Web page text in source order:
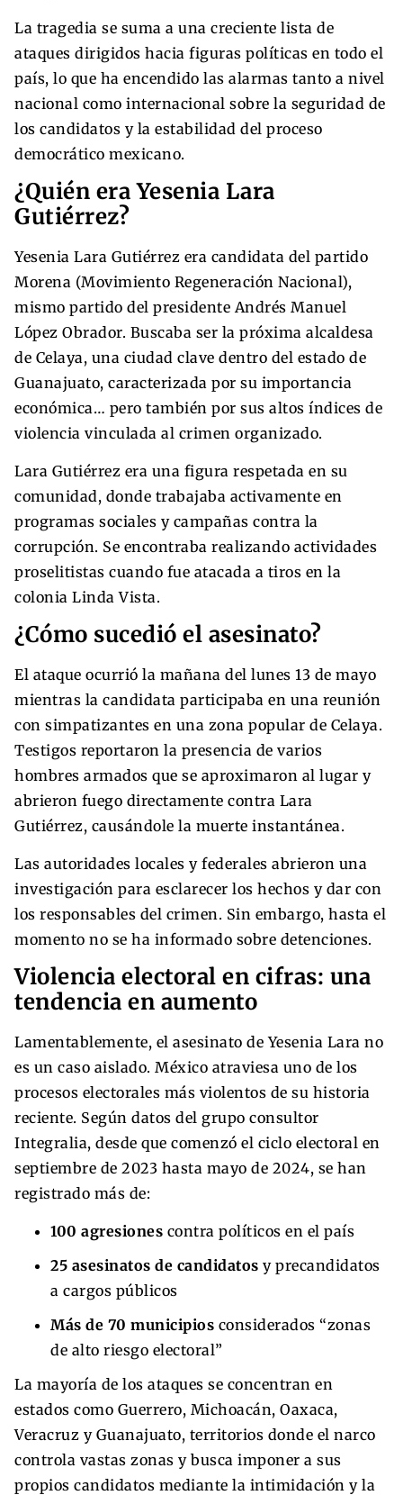
La tragedia se suma a una creciente lista de
ataques dirigidos hacia figuras políticas en todo el
país, lo que ha encendido las alarmas tanto a nivel
nacional como internacional sobre la seguridad de
los candidatos y la estabilidad del proceso
democrático mexicano.
¿Quién era Yesenia Lara
Gutiérrez?
Yesenia Lara Gutiérrez era candidata del partido
Morena (Movimiento Regeneración Nacional),
mismo partido del presidente Andrés Manuel
López Obrador. Buscaba ser la próxima alcaldesa
de Celaya, una ciudad clave dentro del estado de
Guanajuato, caracterizada por su importancia
económica… pero también por sus altos índices de
violencia vinculada al crimen organizado.
Lara Gutiérrez era una figura respetada en su
comunidad, donde trabajaba activamente en
programas sociales y campañas contra la
corrupción. Se encontraba realizando actividades
proselitistas cuando fue atacada a tiros en la
colonia Linda Vista.
¿Cómo sucedió el asesinato?
El ataque ocurrió la mañana del lunes 13 de mayo
mientras la candidata participaba en una reunión
con simpatizantes en una zona popular de Celaya.
Testigos reportaron la presencia de varios
hombres armados que se aproximaron al lugar y
abrieron fuego directamente contra Lara
Gutiérrez, causándole la muerte instantánea.
Las autoridades locales y federales abrieron una
investigación para esclarecer los hechos y dar con
los responsables del crimen. Sin embargo, hasta el
momento no se ha informado sobre detenciones.
Violencia electoral en cifras: una
tendencia en aumento
Lamentablemente, el asesinato de Yesenia Lara no
es un caso aislado. México atraviesa uno de los
procesos electorales más violentos de su historia
reciente. Según datos del grupo consultor
Integralia, desde que comenzó el ciclo electoral en
septiembre de 2023 hasta mayo de 2024, se han
registrado más de:
100 agresiones contra políticos en el país
25 asesinatos de candidatos y precandidatos
a cargos públicos
Más de 70 municipios considerados “zonas
de alto riesgo electoral”
La mayoría de los ataques se concentran en
estados como Guerrero, Michoacán, Oaxaca,
Veracruz y Guanajuato, territorios donde el narco
controla vastas zonas y busca imponer a sus
propios candidatos mediante la intimidación y la